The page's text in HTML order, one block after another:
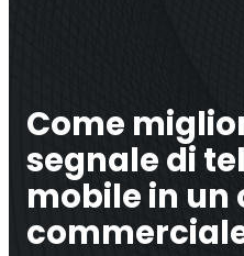
Chi siamo
Come
segnale di
mobile in un